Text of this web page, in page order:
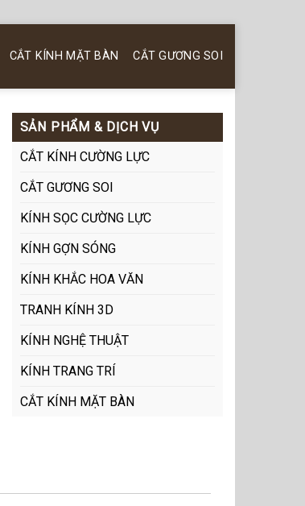
CẮT KÍNH MẶT BÀN CẮT GƯƠNG SOI
SẢN PHẨM & DỊCH VỤ
CẮT KÍNH CƯỜNG LỰC
CẮT GƯƠNG SOI
KÍNH SỌC CƯỜNG LỰC
KÍNH GỢN SÓNG
KÍNH KHẮC HOA VĂN
TRANH KÍNH 3D
KÍNH NGHỆ THUẬT
KÍNH TRANG TRÍ
CẮT KÍNH MẶT BÀN